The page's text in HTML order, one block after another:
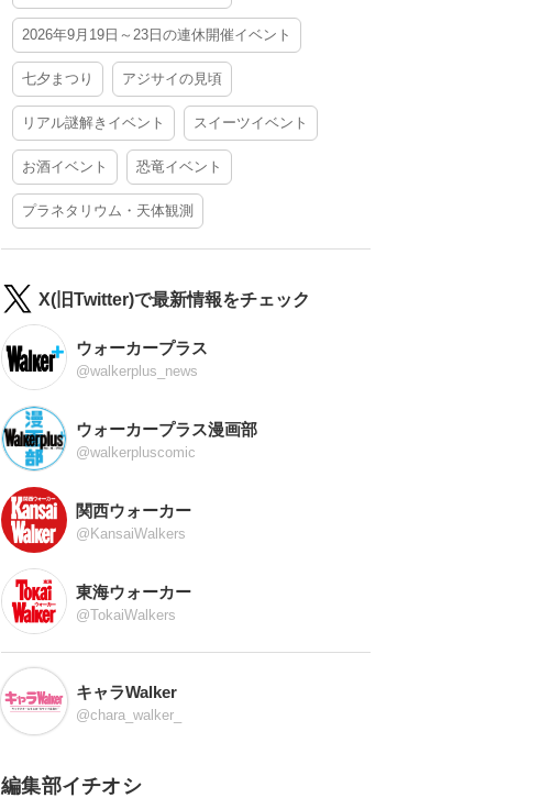
2026年9月19日～23日の連休開催イベント
七夕まつり アジサイの見頃
リアル謎解きイベント スイーツイベント
お酒イベント 恐竜イベント
プラネタリウム・天体観測
X(旧Twitter)で最新情報をチェック
ウォーカープラス
@walkerplus_news
ウォーカープラス漫画部
@walkerpluscomic
関西ウォーカー
@KansaiWalkers
東海ウォーカー
@TokaiWalkers
キャラWalker
@chara_walker_
編集部イチオシ